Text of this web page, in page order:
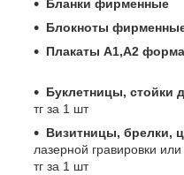
Бланки фирменные
Блокноты
Плакаты А1,А2
Буклетницы, стойки
тг за 1 шт
Визитницы, брелки,
лазерной гравировки
тг за 1 шт